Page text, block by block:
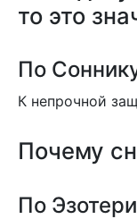
то это
По
К непрочной
Почему
По